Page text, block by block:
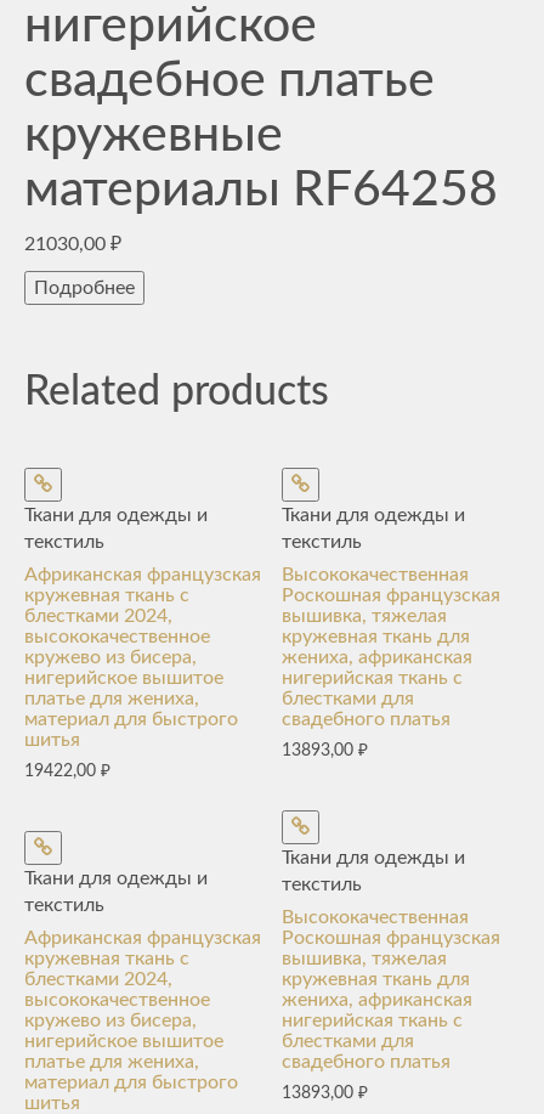
нигерийское
свадебное платье
кружевные
материалы RF64258
21030,00 ₽
Подробнее
Related products
Ткани для одежды и
текстиль
Африканская французская
кружевная ткань с
блестками 2024,
высококачественное
кружево из бисера,
нигерийское вышитое
платье для жениха,
материал для быстрого
шитья
19422,00 ₽
Ткани для одежды и
текстиль
Африканская французская
кружевная ткань с
блестками 2024,
высококачественное
кружево из бисера,
нигерийское вышитое
платье для жениха,
материал для быстрого
шитья
Ткани для одежды и
текстиль
Высококачественная
Роскошная французская
вышивка, тяжелая
кружевная ткань для
жениха, африканская
нигерийская ткань с
блестками для
свадебного платья
13893,00₽
Ткани для одежды и
текстиль
Высококачественная
Роскошная французская
вышивка, тяжелая
кружевная ткань для
жениха, африканская
нигерийская ткань с
блестками для
свадебного платья
13893,00₽